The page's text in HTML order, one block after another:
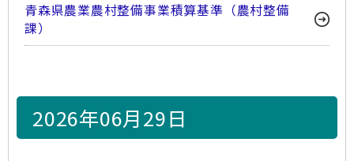
青森県農業農村整備事業積算基準（農村整備
課）
2026年06月29日